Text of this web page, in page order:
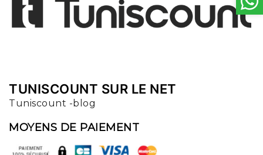
TUNISCOUNT SUR LE NET
Tuniscount -blog
MOYENS DE PAIEMENT